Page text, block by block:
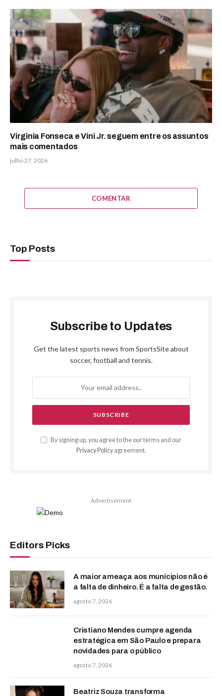
Virginia Fonseca e Vini Jr. seguem entre os assuntos
mais comentados
julho 27, 2026
COMENTAR
Top Posts
Subscribe to Updates
Get the latest sports news from SportsSite about
soccer, football and tennis.
By signing up, you agree to the our terms and our
Privacy Policyagreement.
Advertisement
Editors Picks
A maior ameaça aos municípios não é
a falta de dinheiro. É a falta de gestão.
agosto 7, 2026
Cristiano Mendes cumpre agenda
estratégica em São Paulo e prepara
novidades para o público
agosto 7, 2026
Beatriz Souza transforma